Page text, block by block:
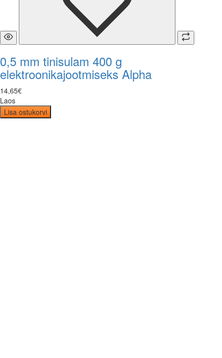
0,5 mm tinisulam 400 g
elektroonikajootmiseks Alpha
14,65€
Laos
Lisa ostukorvi